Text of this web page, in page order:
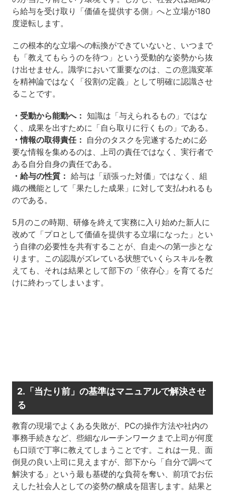
ら給与を受け取り「価値を提供する側」へと立場が180
度逆転します。
この根本的な立場への転換ができていないと、いつまで
も「教えてもらうのを待つ」という受動的な姿勢から抜
け出せません。識学において重要なのは、この意識変革
を精神論ではなく「役割の定義」として明確に認識させ
ることです。
・受動から能動へ： 知識は「与えられるもの」ではな
く、成果を出すために「自ら取りに行くもの」である。
・情報の取得責任： 自分のタスクを完遂するために必
要な情報を集めるのは、上司の責任ではなく、実行者で
ある自分自身の責任である。
・給与の性質： 給与は「頑張った対価」ではなく、組
織の機能として「果たした成果」に対して支払われるも
のである。
5月のこの時期、研修を終えて実務に入り始めた新人に
改めて「プロとして価値を提供する立場になった」とい
う自律の必要性を共有することが、自走への第一歩とな
ります。この認識がズレている状態でいくらスキルを教
えても、それは結果として部下の「依存心」を育てるだ
けに終わってしまいます。
2.「当たり前」の基準はマニュアルで解決させ
る
教育の現場でよくある失敗が、PCの操作方法や社内の
事務手続きなど、些細なルーチンワークまで上司が何度
も口頭で丁寧に教えてしまうことです。これは一見、面
倒見の良い上司に見えますが、部下から「自分で調べて
解決する」という最も基礎的な負荷を奪い、前項でお伝
えした社会人としての姿勢の醸成を阻害します。結果と